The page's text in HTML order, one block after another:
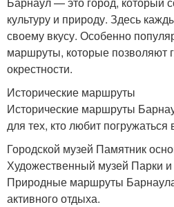
культуру и природу. Здесь
своему вкусу. Особенно
маршруты, которые позволяют
окрестности.
Исторические маршруты
Исторические маршруты
для тех, кто любит
Городской музей Памятник
Художественный музей Парки
Природные маршруты
активного отдыха.